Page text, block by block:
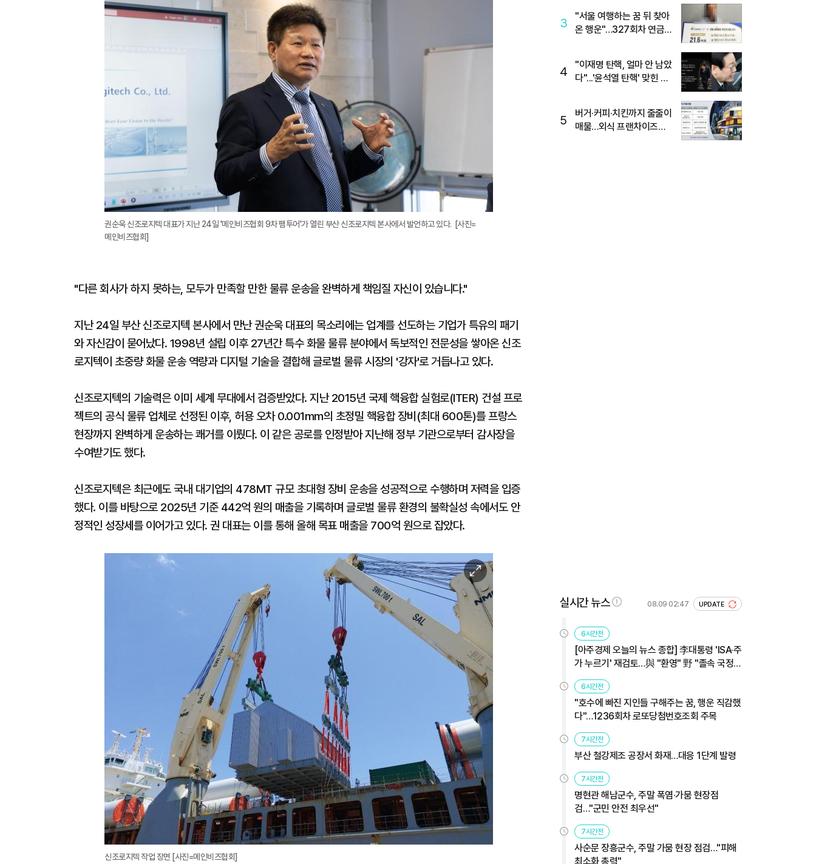
권순욱 신조로지텍 대표가 지난 24일 '메인비즈협회 9차 팸투어'가 열린 부산 신조로지텍 본사에서 발언하고 있다. [사진=
메인비즈협회]
"다른 회사가 하지 못하는, 모두가 만족할 만한 물류 운송을 완벽하게 책임질 자신이 있습니다."
지난 24일 부산 신조로지텍 본사에서 만난 권순욱 대표의 목소리에는 업계를 선도하는 기업가 특유의 패기
와 자신감이 묻어났다. 1998년 설립 이후 27년간 특수 화물 물류 분야에서 독보적인 전문성을 쌓아온 신조
로지텍이 초중량 화물 운송 역량과 디지털 기술을 결합해 글로벌 물류 시장의 '강자'로 거듭나고 있다.
신조로지텍의 기술력은 이미 세계 무대에서 검증받았다. 지난 2015년 국제 핵융합 실험로(ITER) 건설 프로
젝트의 공식 물류 업체로 선정된 이후, 허용 오차 0.001mm의 초정밀 핵융합 장비(최대 600톤)를 프랑스
현장까지 완벽하게 운송하는 쾌거를 이뤘다. 이 같은 공로를 인정받아 지난해 정부 기관으로부터 감사장을
수여받기도 했다.
신조로지텍은 최근에도 국내 대기업의 478MT 규모 초대형 장비 운송을 성공적으로 수행하며 저력을 입증
했다. 이를 바탕으로 2025년 기준 442억 원의 매출을 기록하며 글로벌 물류 환경의 불확실성 속에서도 안
정적인 성장세를 이어가고 있다. 권 대표는 이를 통해 올해 목표 매출을 700억 원으로 잡았다.
이
미
대
신조로지텍 작업 장면 [사진=메인비즈협회]
3
"서울 여행하는 꿈 뒤 찾아
온 행운"…327회차 연금
4
"이재명 탄핵, 얼마 안 남았
다"...'윤석열 탄핵' 맞힌 무
5
버거·커피·치킨까지 줄줄이
매물…외식 프랜차이즈
실시간 뉴스 08.09 02:47 UPDATE
6시간전
[아주경제 오늘의 뉴스 종합] 李대통령 'ISA·주
가 누르기' 재검토…與 "환영" 野 "졸속 국정"
外
6시간전
"호수에 빠진 지인들 구해주는 꿈, 행운 직감했
다"…1236회차 로또당첨번호조회 주목
7시간전
부산 철강제조 공장서 화재…대응 1단계 발령
7시간전
명현관 해남군수, 주말 폭염·가뭄 현장점
검…"군민 안전 최우선"
7시간전
사순문 장흥군수, 주말 가뭄 현장 점검…"피해
최소화 총력"